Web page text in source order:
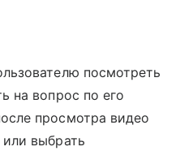
посмотреть
на вопрос по его
просмотра видео
выбрать